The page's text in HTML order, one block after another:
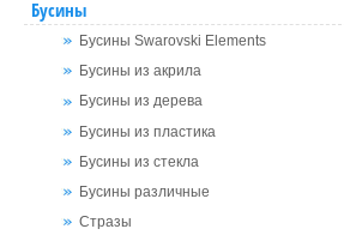
Бусины
Бусины Swarovski Elements
Бусины из акрила
Бусины из дерева
Бусины из пластика
Бусины из стекла
Бусины различные
Стразы